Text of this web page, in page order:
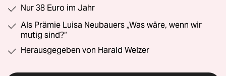
Nur 38 Euro im Jahr
Als Prämie Luisa Neubauers „Was wäre, wenn wir
mutig sind?“
Herausgegeben von Harald Welzer